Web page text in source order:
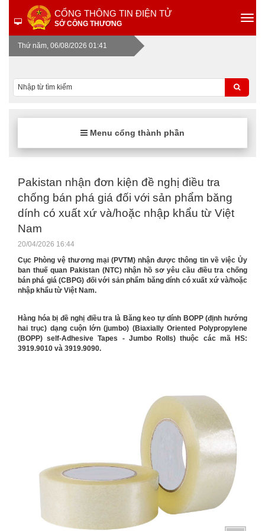
CỔNG THÔNG TIN ĐIỆN TỬ
SỞ CÔNG THƯƠNG
Thứ năm, 06/08/2026 01:41
Menu cổng thành phần
Pakistan nhận đơn kiện đề nghị điều tra
chống bán phá giá đối với sản phẩm băng
dính có xuất xứ và/hoặc nhập khẩu từ Việt
Nam
20/04/2026 16:44
Cục Phòng vệ thương mại (PVTM) nhận được thông tin về việc Ủy
ban thuế quan Pakistan (NTC) nhận hồ sơ yêu cầu điều tra chống
bán phá giá (CBPG) đối với sản phẩm băng dính có xuất xứ và/hoặc
nhập khẩu từ Việt Nam.
Hàng hóa bị đề nghị điều tra là Băng keo tự dính BOPP (định hướng
hai trục) dạng cuộn lớn (jumbo) (Biaxially Oriented Polypropylene
(BOPP) self-Adhesive Tapes - Jumbo Rolls) thuộc các mã HS:
3919.9010 và 3919.9090.